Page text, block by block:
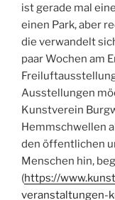
ist gerade mal
einen Park, aber
die verwandelt
paar Wochen am
Ausstellungen
Kunstverein
Hemmschwellen
den öffentlichen
Menschen hin,
(https://
veranstaltungen-